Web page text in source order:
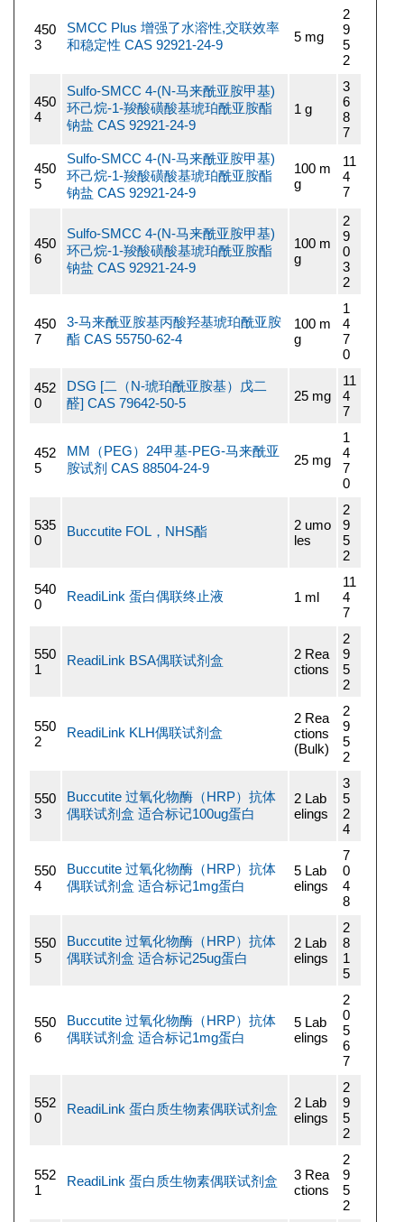
450
3
SMCC Plus 增强了水溶性,交联效率
和稳定性 CAS 92921-24-9
5 mg
2
9
5
2
450
4
Sulfo-SMCC 4-(N-马来酰亚胺甲基)
环己烷-1-羧酸磺酸基琥珀酰亚胺酯
钠盐 CAS 92921-24-9
1 g
3
6
8
7
450
5
Sulfo-SMCC 4-(N-马来酰亚胺甲基)
环己烷-1-羧酸磺酸基琥珀酰亚胺酯
钠盐 CAS 92921-24-9
100 m
g
11
4
7
450
6
Sulfo-SMCC 4-(N-马来酰亚胺甲基)
环己烷-1-羧酸磺酸基琥珀酰亚胺酯
钠盐 CAS 92921-24-9
100 m
g
2
9
0
3
2
450
7
3-马来酰亚胺基丙酸羟基琥珀酰亚胺
酯 CAS 55750-62-4
100 m
g
1
4
7
0
452
0
DSG [二（N-琥珀酰亚胺基）戊二
醛] CAS 79642-50-5
25 mg
11
4
7
452
5
MM（PEG）24甲基-PEG-马来酰亚
胺试剂 CAS 88504-24-9
25 mg
1
4
7
0
535
0
Buccutite FOL，NHS酯
2 umo
les
2
9
5
2
540
0
ReadiLink 蛋白偶联终止液 1 ml
11
4
7
550
1
ReadiLink BSA偶联试剂盒
2 Rea
ctions
2
9
5
2
550
2
ReadiLink KLH偶联试剂盒
2 Rea
ctions
(Bulk)
2
9
5
2
550
3
Buccutite 过氧化物酶（HRP）抗体
偶联试剂盒 适合标记100ug蛋白
2 Lab
elings
3
5
2
4
550
4
Buccutite 过氧化物酶（HRP）抗体
偶联试剂盒 适合标记1mg蛋白
5 Lab
elings
7
0
4
8
550
5
Buccutite 过氧化物酶（HRP）抗体
偶联试剂盒 适合标记25ug蛋白
2 Lab
elings
2
8
1
5
550
6
Buccutite 过氧化物酶（HRP）抗体
偶联试剂盒 适合标记1mg蛋白
5 Lab
elings
2
0
5
6
7
552
0
ReadiLink 蛋白质生物素偶联试剂盒
2 Lab
elings
2
9
5
2
552
1
ReadiLink 蛋白质生物素偶联试剂盒
3 Rea
ctions
2
9
5
2